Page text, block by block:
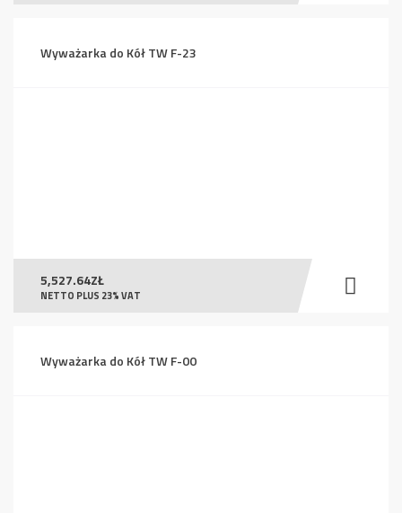
Wyważarka do Kół TW F-23
5,527.64ZŁ
NETTO PLUS 23% VAT
Wyważarka do Kół TW F-00